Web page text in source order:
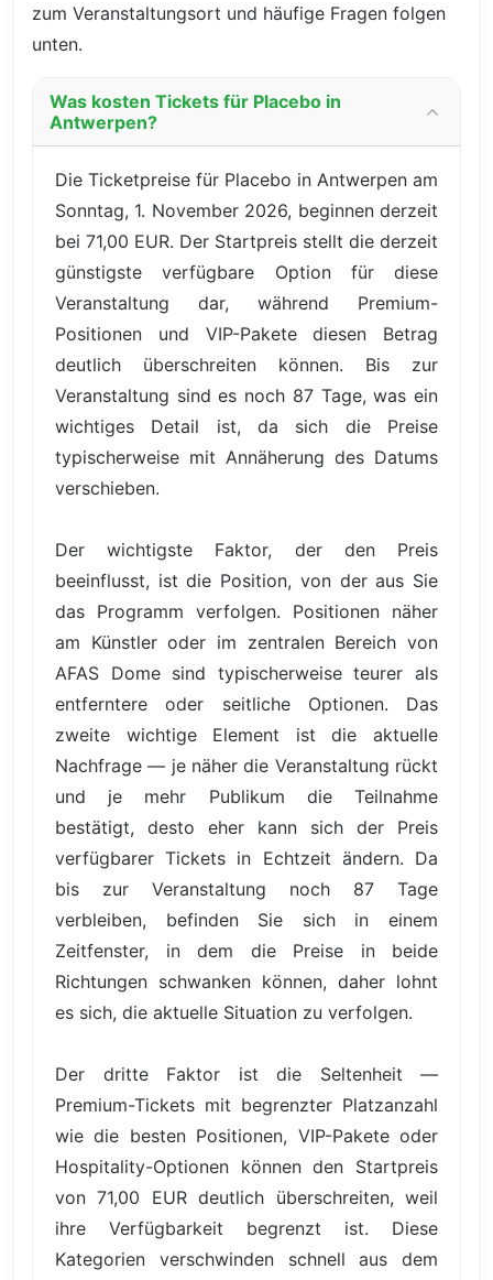
zum Veranstaltungsort und häufige Fragen folgen
unten.
Was kosten Tickets für Placebo in
Antwerpen?
Die Ticketpreise für Placebo in Antwerpen am
Sonntag, 1. November 2026, beginnen derzeit
bei 71,00 EUR. Der Startpreis stellt die derzeit
günstigste verfügbare Option für diese
Veranstaltung dar, während Premium-
Positionen und VIP-Pakete diesen Betrag
deutlich überschreiten können. Bis zur
Veranstaltung sind es noch 87 Tage, was ein
wichtiges Detail ist, da sich die Preise
typischerweise mit Annäherung des Datums
verschieben.
Der wichtigste Faktor, der den Preis
beeinflusst, ist die Position, von der aus Sie
das Programm verfolgen. Positionen näher
am Künstler oder im zentralen Bereich von
AFAS Dome sind typischerweise teurer als
entferntere oder seitliche Optionen. Das
zweite wichtige Element ist die aktuelle
Nachfrage — je näher die Veranstaltung rückt
und je mehr Publikum die Teilnahme
bestätigt, desto eher kann sich der Preis
verfügbarer Tickets in Echtzeit ändern. Da
bis zur Veranstaltung noch 87 Tage
verbleiben, befinden Sie sich in einem
Zeitfenster, in dem die Preise in beide
Richtungen schwanken können, daher lohnt
es sich, die aktuelle Situation zu verfolgen.
Der dritte Faktor ist die Seltenheit —
Premium-Tickets mit begrenzter Platzanzahl
wie die besten Positionen, VIP-Pakete oder
Hospitality-Optionen können den Startpreis
von 71,00 EUR deutlich überschreiten, weil
ihre Verfügbarkeit begrenzt ist. Diese
Kategorien verschwinden schnell aus dem